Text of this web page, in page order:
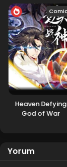
Heaven Defying
God of War
Yorum